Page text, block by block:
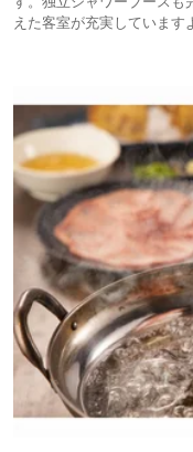
えた客室が充実しています